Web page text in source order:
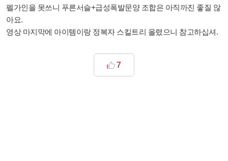
펠가인을 못쓰니 푸른서슬+급성폭발문양 조합은 아직까진 좋질 않
아요.
영상 마지막에 아이템이랑 정복자 스킬트리 올렸으니 참고하십셔.
7